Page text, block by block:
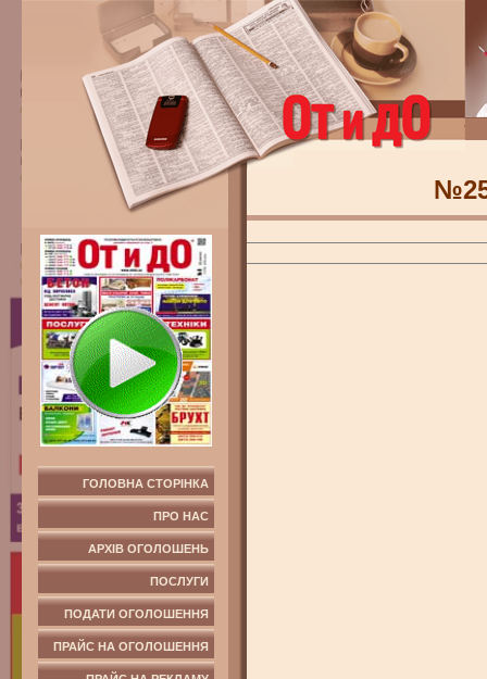
ГОЛОВНА СТОРІНКА
ПРО НАС
АРХІВ ОГОЛОШЕНЬ
ПОСЛУГИ
ПОДАТИ ОГОЛОШЕННЯ
ПРАЙС НА ОГОЛОШЕННЯ